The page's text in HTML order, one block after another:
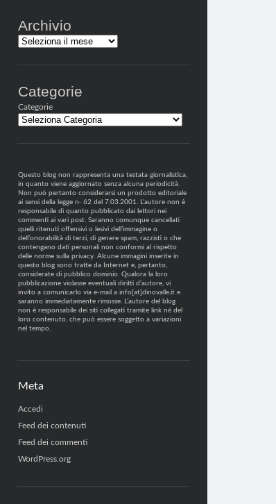
Archivio
Archivi
Categorie
Categorie
Questo blog non rappresenta una testata giornalistica,
in quanto viene aggiornato senza alcuna periodicità.
Non può pertanto considerarsi un prodotto editoriale
ai sensi della legge n· 62 del 7.03.2001. L’autore non è
responsabile di quanto pubblicato dai lettori nei
commenti ai vari post. Saranno comunque cancellati
quelli ritenuti offensivi o lesivi dell’immagine o
dell’onorabilità di terzi, di genere spam, razzisti o che
contengano dati personali non conformi al rispetto
delle norme sulla privacy. Alcune immagini inserite in
questo blog sono tratte da Internet e, pertanto,
considerate di pubblico dominio. Qualora la loro
pubblicazione violasse eventuali diritti d’autore, vi
invito a comunicarlo via e-mail a info[at]dinovalle.it e
saranno immediatamente rimosse. L’autore del blog
non è responsabile dei siti collegati tramite link né del
loro contenuto, che può essere soggetto a variazioni
nel tempo.
Meta
Accedi
Feed dei contenuti
Feed dei commenti
WordPress.org